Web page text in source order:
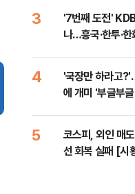
3
'7번째 도전'
나…흥국·한투·
4
'국장만 하라고
에 개미 '부글부
5
코스피, 외인 매
선 회복 실패 [시